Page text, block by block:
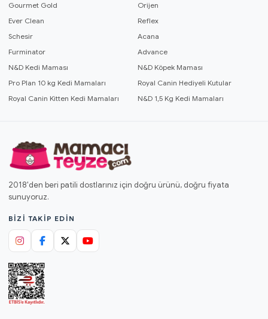
Gourmet Gold
Orijen
Ever Clean
Reflex
Schesir
Acana
Furminator
Advance
N&D Kedi Maması
N&D Köpek Maması
Pro Plan 10 kg Kedi Mamaları
Royal Canin Hediyeli Kutular
Royal Canin Kitten Kedi Mamaları
N&D 1,5 Kg Kedi Mamaları
2018'den beri patili dostlarınız için doğru ürünü, doğru fiyata
sunuyoruz.
BIZI TAKIP EDIN